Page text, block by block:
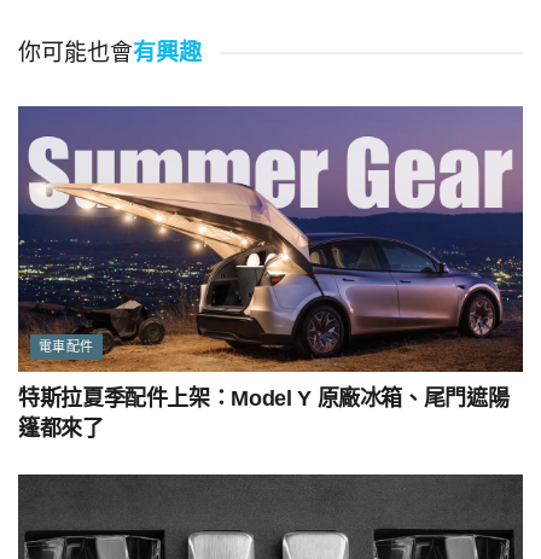
你可能也會有興趣
電車配件
特斯拉夏季配件上架：Model Y 原廠冰箱、尾門遮陽
篷都來了